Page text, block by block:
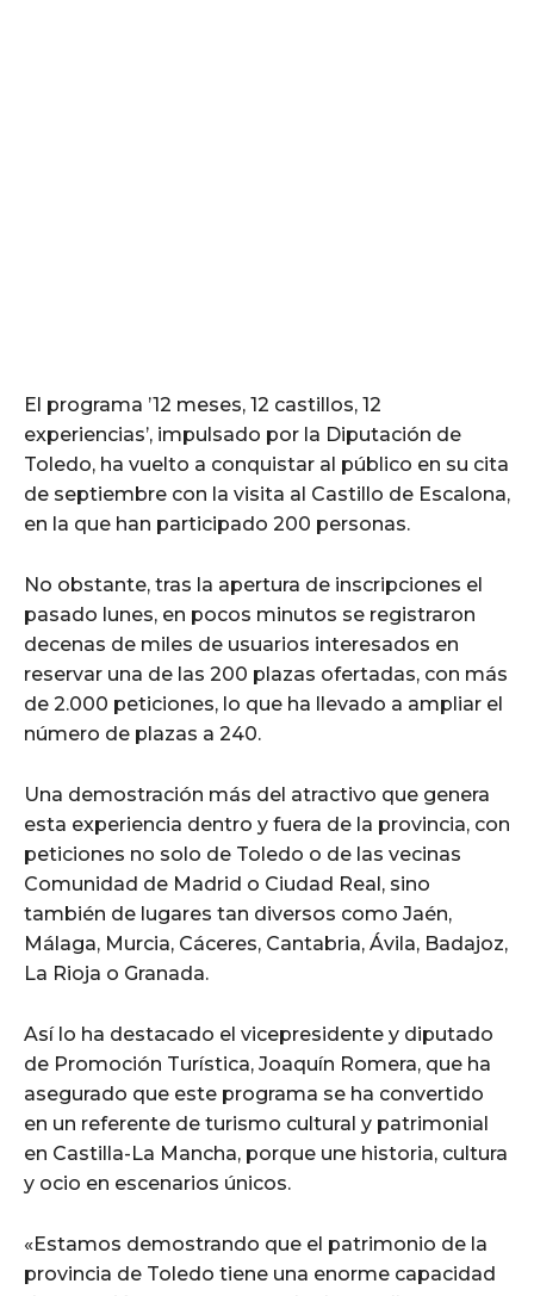
El programa ’12 meses, 12 castillos, 12
experiencias’, impulsado por la Diputación de
Toledo, ha vuelto a conquistar al público en su cita
de septiembre con la visita al Castillo de Escalona,
en la que han participado 200 personas.
No obstante, tras la apertura de inscripciones el
pasado lunes, en pocos minutos se registraron
decenas de miles de usuarios interesados en
reservar una de las 200 plazas ofertadas, con más
de 2.000 peticiones, lo que ha llevado a ampliar el
número de plazas a 240.
Una demostración más del atractivo que genera
esta experiencia dentro y fuera de la provincia, con
peticiones no solo de Toledo o de las vecinas
Comunidad de Madrid o Ciudad Real, sino
también de lugares tan diversos como Jaén,
Málaga, Murcia, Cáceres, Cantabria, Ávila, Badajoz,
La Rioja o Granada.
Así lo ha destacado el vicepresidente y diputado
de Promoción Turística, Joaquín Romera, que ha
asegurado que este programa se ha convertido
en un referente de turismo cultural y patrimonial
en Castilla-La Mancha, porque une historia, cultura
y ocio en escenarios únicos.
«Estamos demostrando que el patrimonio de la
provincia de Toledo tiene una enorme capacidad